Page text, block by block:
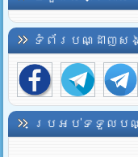
ទំព័របណ្ដាញស
ប្រអប់ទទួលប